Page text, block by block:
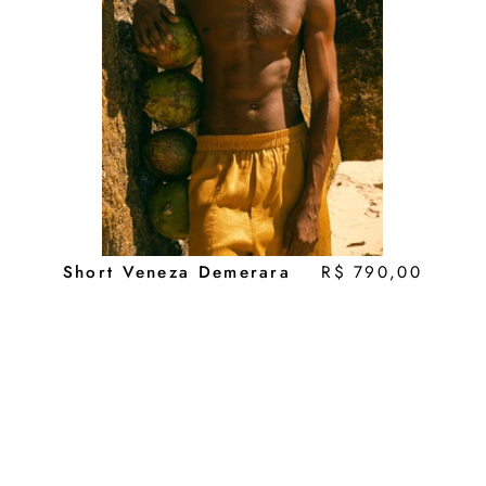
Short Veneza Demerara R$ 790,00